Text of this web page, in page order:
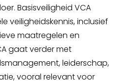
Basisveiligheid VCA
veiligheidskennis, inclusief
maatregelen en
gaat verder met
leiderschap,
vooral relevant voor